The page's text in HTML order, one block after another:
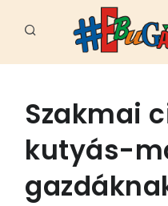
FŐOLDAL
HÍREK
CELEB
Szakmai
kutyás-